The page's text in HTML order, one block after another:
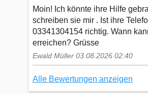
Moin! Ich könnte ihre Hilfe
schreiben sie mir . Ist ihre
03341304154 richtig. Wann
erreichen? Grüsse
Ewald Müller 03.08.2026 02:40
Alle Bewertungen anzeigen